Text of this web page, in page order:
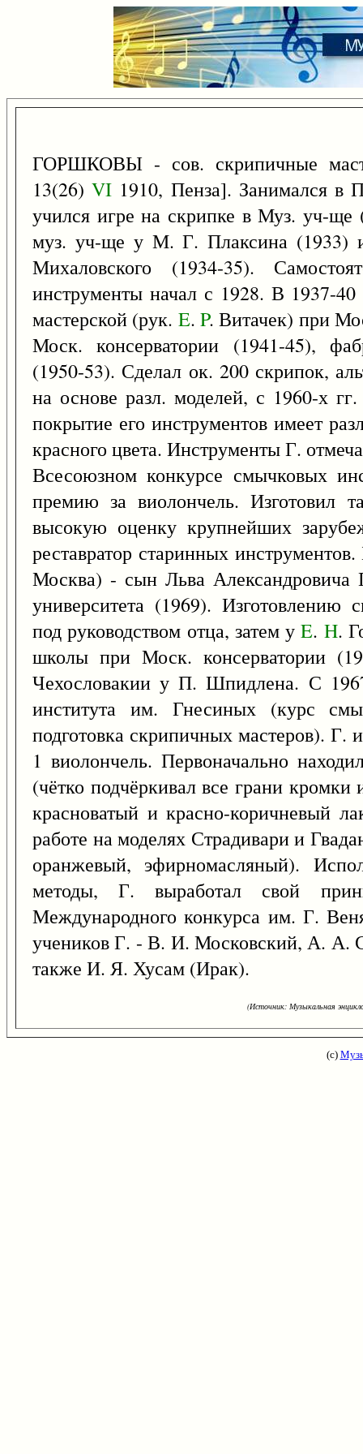
ГОРШКОВЫ - сов. скрипичные
13(26)VI 1910, Пенза]. Занимался в
учился игре на скрипке в Муз. уч-
муз. уч-ще у М. Г. Плаксина (1933)
Михаловского (1934-35).
инструменты начал с 1928. В 1937-40
мастерской (рук. E.P. Витачек) при
Моск. консерватории (1941-45),
(1950-53). Сделал ок. 200 скрипок,
на основе разл. моделей, с 1960-х
покрытие его инструментов имеет
красного цвета. Инструменты Г.
Всесоюзном конкурсе смычковых
премию за виолончель. Изготовил
высокую оценку крупнейших
реставратор старинных
Москва) - сын Льва
университета (1969). Изготовлению
под руководством отца, затем уE. H.
школы при Моск. консерватории
Чехословакии у П. Шпидлена. С
института им. Гнесиных (курс
подготовка скрипичных мастеров). Г.
1 виолончель. Первоначально
(чётко подчёркивал все грани
красноватый и красно-коричневый
работе на моделях Страдивари и
оранжевый, эфирномасляный).
методы, Г. выработал свой
Международного конкурса им. Г.
учеников Г. - В. И. Московский, А. А.
также И. Я. Хусам (Ирак).
(Источник: Музыкальная
(с)